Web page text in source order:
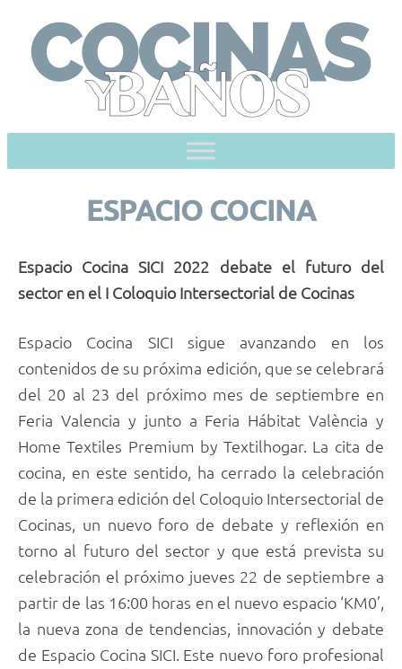
content
ESPACIO COCINA
Espacio Cocina SICI 2022 debate el futuro del
sector en el I Coloquio Intersectorial de Cocinas
Espacio Cocina SICI sigue avanzando en los
contenidos de su próxima edición, que se celebrará
del 20 al 23 del próximo mes de septiembre en
Feria Valencia y junto a Feria Hábitat València y
Home Textiles Premium by Textilhogar. La cita de
cocina, en este sentido, ha cerrado la celebración
de la primera edición del Coloquio Intersectorial de
Cocinas, un nuevo foro de debate y reflexión en
torno al futuro del sector y que está prevista su
celebración el próximo jueves 22 de septiembre a
partir de las 16:00 horas en el nuevo espacio ‘KM0’,
la nueva zona de tendencias, innovación y debate
de Espacio Cocina SICI. Este nuevo foro profesional